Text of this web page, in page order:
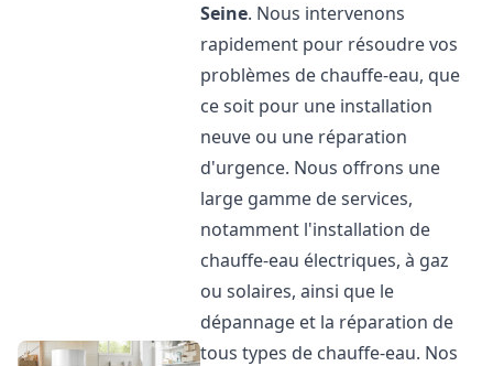
Seine. Nous intervenons
rapidement pour résoudre vos
problèmes de chauffe-eau, que
ce soit pour une installation
neuve ou une réparation
d'urgence. Nous offrons une
large gamme de services,
notamment l'installation de
chauffe-eau électriques, à gaz
ou solaires, ainsi que le
dépannage et la réparation de
tous types de chauffe-eau. Nos